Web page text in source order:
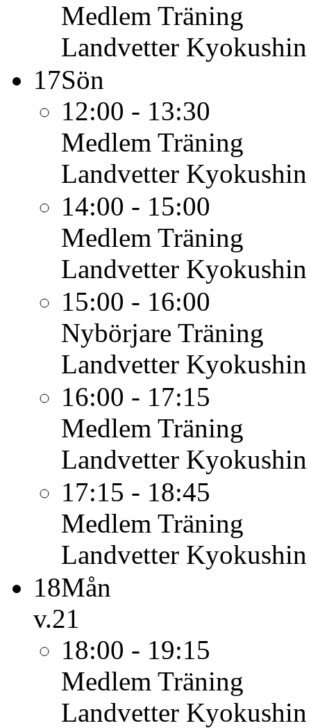
Medlem Träning
Landvetter
17Sön
12:00 - 13:30
Medlem Träning
Landvetter
14:00 - 15:00
Medlem Träning
Landvetter
15:00 - 16:00
Nybörjare Träning
Landvetter
16:00 - 17:15
Medlem Träning
Landvetter
17:15 - 18:45
Medlem Träning
Landvetter
18Mån
v.21
18:00 - 19:15
Medlem Träning
Landvetter